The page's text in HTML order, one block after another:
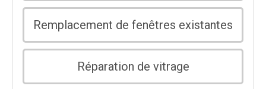
Remplacement de fenêtres existantes
Réparation de vitrage